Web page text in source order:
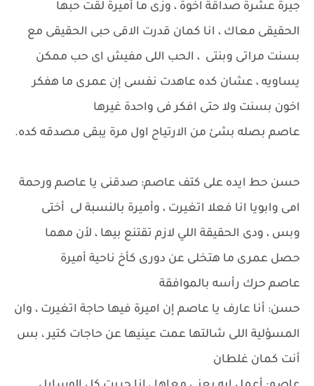
جيرة عشرة صداقة اخوة ، وزى ما أميرة لقت حبها
الحقيقى معاك ، انا كمان قدرت الاقى حبى الحقيقى مع
بسنت مراتى وبنتى ، الحب اللى مفيش اى حب ممكن
يساويه ، عشان كده عاهدت نفسى إن عمرى ما هفكر
اخون بسنت ولا حتى افكر فى واحدة غيرها
عاصم بصله بشئ من الارتياح اول مرة يبقى مصدقه كده.
حسن حط ايده على كتف عاصم: صدقنى يا عاصم ورحمة
امى وابويا انا فعلا اتغيرت ، وأميرة بالنسبة لى أختى
وبس ، ودى الحقيقة اللي لازم تقتنع بيها ، لأن مهما
حصل عمرى ما هتخلى عن دورى كأخ ناحية أميرة
عاصم حرك رأسه بالموافقة
حسن: أنا عارف يا عاصم إن اميرة فيها حاجة اتغيرت ، وان
المسؤلية اللى شالتها عمت عينيها عن حاجات كتير ، بس
أنت كمان غلطان